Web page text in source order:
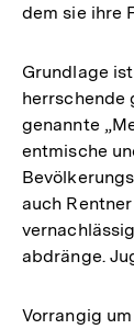
dem sie ihre
Grundlage
herrschende
genannte
entmische
auch
abdränge.
Vorrangig